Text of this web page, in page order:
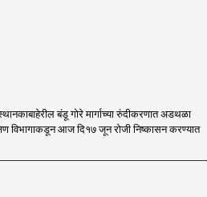
बंडू गोरे मार्गाच्या रुंदीकरणात अडथळा
विभागाकडून आज दि१७ जून रोजी निष्कासन करण्यात